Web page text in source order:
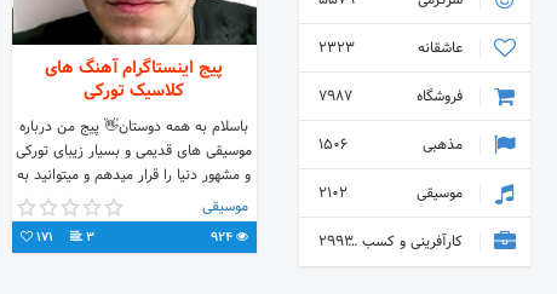
پیج اینستاگرام آهنگ های
کلاسیک تورکی
باسلام به همه دوستان👋 پیج من درباره
موسیقی های قدیمی و بسیار زیبای تورکی
و مشهور دنیا را قرار میدهم و میتوانید به
آن ها گوش کنید و مشاهده کنید.🔥
موسیقی
924
3
171
عاشقانه
2323
فروشگاه
7987
مذهبی
1506
موسیقی
2102
کارآفرینی و کسب و کار 2993